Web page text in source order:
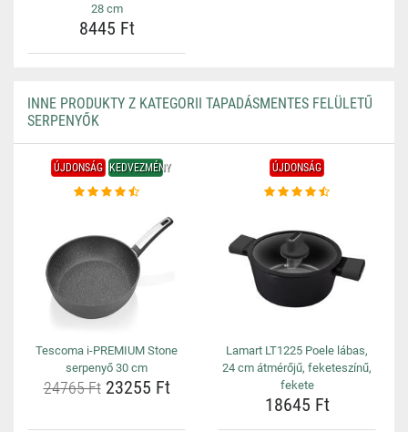
28 cm
8445 Ft
INNE PRODUKTY Z KATEGORII TAPADÁSMENTES FELÜLETŰ
SERPENYŐK
ÚJDONSÁG KEDVEZMÉNY
Tescoma i-PREMIUM Stone
serpenyő 30 cm
24765 Ft23255 Ft
ÚJDONSÁG
Lamart LT1225 Poele lábas,
24 cm átmérőjű, feketeszínű,
fekete
18645 Ft